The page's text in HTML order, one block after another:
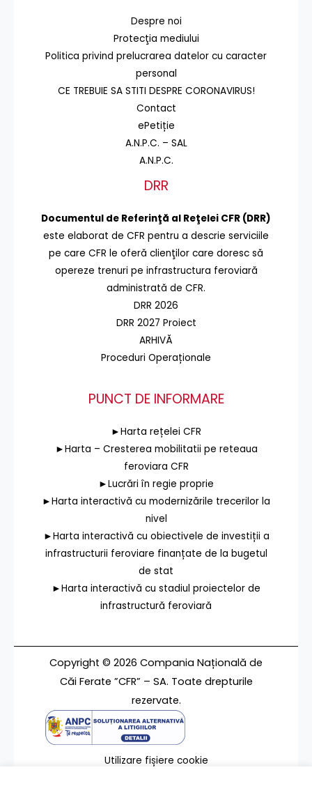
Despre noi
Protecţia mediului
Politica privind prelucrarea datelor cu caracter
personal
CE TREBUIE SA STITI DESPRE CORONAVIRUS!
Contact
ePetiție
A.N.P.C. – SAL
A.N.P.C.
DRR
Documentul de Referinţă al Reţelei CFR (DRR)
este elaborat de CFR pentru a descrie serviciile
pe care CFR le oferă clienţilor care doresc să
opereze trenuri pe infrastructura feroviară
administrată de CFR.
DRR 2026
DRR 2027 Proiect
ARHIVĂ
Proceduri Operaționale
PUNCT DE INFORMARE
►Harta rețelei CFR
►Harta – Cresterea mobilitatii pe reteaua
feroviara CFR
►Lucrări în regie proprie
►Harta interactivă cu modernizările trecerilor la
nivel
►Harta interactivă cu obiectivele de investiții a
infrastructurii feroviare finanțate de la bugetul
de stat
►Harta interactivă cu stadiul proiectelor de
infrastructură feroviară
Copyright © 2026 Compania Națională de
Căi Ferate ”CFR” – SA. Toate drepturile
rezervate.
Utilizare fișiere cookie